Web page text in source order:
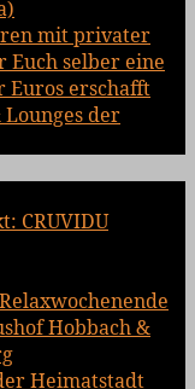
mit privater
Euch selber eine
Euros erschafft
Lounges der
CRUVIDU
Hobbach &
Heimatstadt